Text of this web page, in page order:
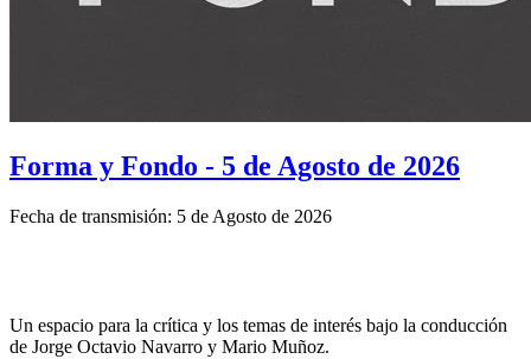
Forma y Fondo - 5 de Agosto de 2026
Fecha de transmisión: 5 de Agosto de 2026
Un espacio para la crítica y los temas de interés bajo la conducción
de Jorge Octavio Navarro y Mario Muñoz.